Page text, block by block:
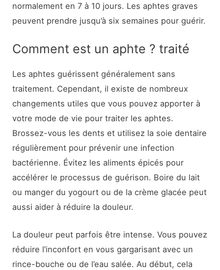
normalement en 7 à 10 jours. Les aphtes graves
peuvent prendre jusqu’à six semaines pour guérir.
Comment est un aphte ? traité
Les aphtes guérissent généralement sans
traitement. Cependant, il existe de nombreux
changements utiles que vous pouvez apporter à
votre mode de vie pour traiter les aphtes.
Brossez-vous les dents et utilisez la soie dentaire
régulièrement pour prévenir une infection
bactérienne. Évitez les aliments épicés pour
accélérer le processus de guérison. Boire du lait
ou manger du yogourt ou de la crème glacée peut
aussi aider à réduire la douleur.
La douleur peut parfois être intense. Vous pouvez
réduire l’inconfort en vous gargarisant avec un
rince-bouche ou de l’eau salée. Au début, cela